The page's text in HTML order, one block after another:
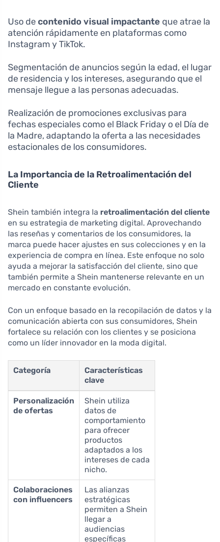
Uso decontenido visual impactante que atrae la
atención rápidamente en plataformas como
Instagram y TikTok.
Segmentación de anuncios según la edad, el lugar
de residencia y los intereses, asegurando que el
mensaje llegue a las personas adecuadas.
Realización de promociones exclusivas para
fechas especiales como el Black Friday o el Día de
la Madre, adaptando la oferta a las necesidades
estacionales de los consumidores.
La Importancia de la Retroalimentación del
Cliente
Shein también integra la retroalimentación del cliente
en su estrategia de marketing digital. Aprovechando
las reseñas y comentarios de los consumidores, la
marca puede hacer ajustes en sus colecciones y en la
experiencia de compra en línea. Este enfoque no solo
ayuda a mejorar la satisfacción del cliente, sino que
también permite a Shein mantenerse relevante en un
mercado en constante evolución.
Con un enfoque basado en la recopilación de datos y la
comunicación abierta con sus consumidores, Shein
fortalece su relación con los clientes y se posiciona
como un líder innovador en la moda digital.
Categoría
Características
clave
Personalización
de ofertas
Shein utiliza
datos de
comportamiento
para ofrecer
productos
adaptados a los
intereses de cada
nicho.
Colaboraciones
con influencers
Las alianzas
estratégicas
permiten a Shein
llegar a
audiencias
específicas